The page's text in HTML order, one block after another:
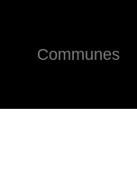
Communes